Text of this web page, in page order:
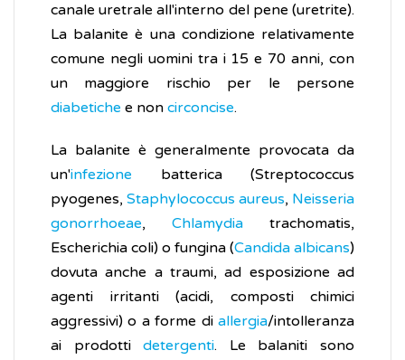
canale uretrale all'interno del pene (uretrite).
La balanite è una condizione relativamente
comune negli uomini tra i 15 e 70 anni, con
un maggiore rischio per le persone
diabetiche e non circoncise.
La balanite è generalmente provocata da
un'infezione batterica (Streptococcus
pyogenes, Staphylococcus aureus, Neisseria
gonorrhoeae, Chlamydia trachomatis,
Escherichia coli) o fungina (Candida albicans)
dovuta anche a traumi, ad esposizione ad
agenti irritanti (acidi, composti chimici
aggressivi) o a forme di allergia/intolleranza
ai prodottidetergenti. Le balaniti sono